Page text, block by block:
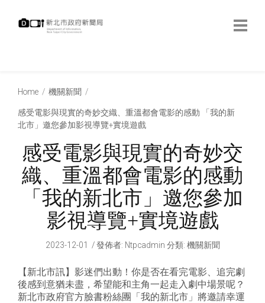
Home 機關新聞
感受電影與現實的奇妙交織、重溫都會電影的感動 「我的新
北市」邀您參加影視導覽+實境遊戲
感受電影與現實的奇妙交
織、重溫都會電影的感動
「我的新北市」邀您參加
影視導覽+實境遊戲
2023-12-01 發佈者: Ntpcadmin 分類: 機關新聞
【新北市訊】影迷們出動！你是否在看完電影、追完劇
後感到意猶未盡，希望能和主角一起走入劇中場景呢？
新北市政府官方臉書粉絲團「我的新北市」將邀請幸運